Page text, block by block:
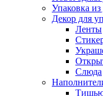
Упаковка из
Декор для
Ленты
Слюда